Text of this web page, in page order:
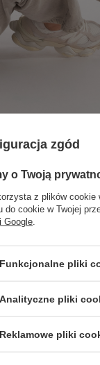
zgód
o Twoją
z plików cookie
do cookie w Twojej
Google
Funkcjonalne pliki
Analityczne pliki
Reklamowe pliki